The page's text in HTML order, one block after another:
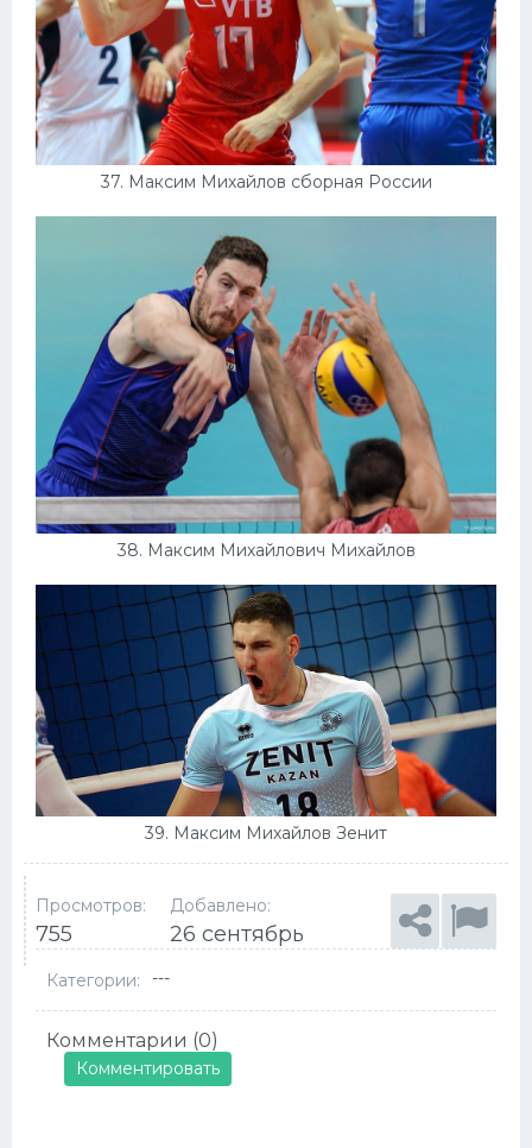
37. Максим Михайлов сборная России
38. Максим Михайлович Михайлов
39. Максим Михайлов Зенит
Просмотров:
755
Добавлено:
26 сентябрь
Категории: ---
Комментарии (0)
Комментировать